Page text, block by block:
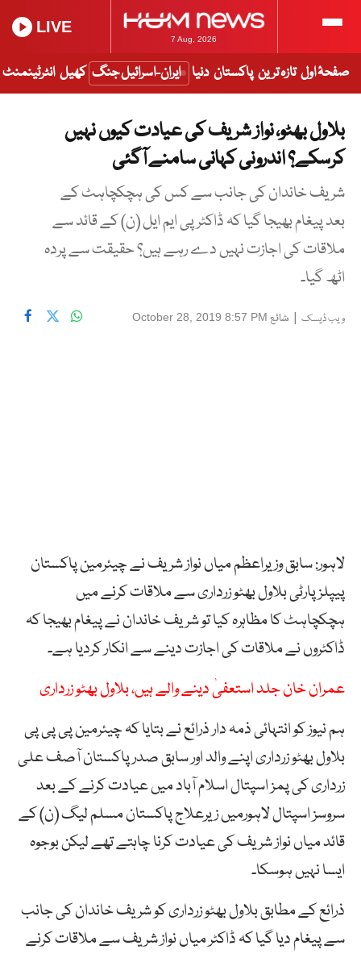
7 Aug, 2026
LIVE
صفحۂ اول تازہ ترین پاکستان دنیا ایران-اسرائیل جنگ کھیل انٹرٹینمنٹ
بلاول بھٹو، نواز شریف کی عیادت کیوں نہیں
کرسکے؟ اندرونی کہانی سامنے آگئی
شریف خاندان کی جانب سے کس کی ہچکچاہٹ کے
بعد پیغام بھیجا گیا کہ ڈاکٹر پی ایم ایل (ن) کے قائد سے
ملاقات کی اجازت نہیں دے رہے ہیں؟ حقیقت سے پردہ
اٹھ گیا۔
ویب ڈیسک | شائع October 28, 2019 8:57 PM
لاہور: سابق وزیراعظم میاں نواز شریف نے چیئرمین پاکستان
پیپلزپارٹی بلاول بھٹو زرداری سے ملاقات کرنے میں
ہچکچاہٹ کا مظاہرہ کیا تو شریف خاندان نے پیغام بھیجا کہ
ڈاکٹروں نے ملاقات کی اجازت دینے سے انکار کردیا ہے۔
عمران خان جلد استعفیٰ دینے والے ہیں، بلاول بھٹو زرداری
ہم نیوز کو انتہائی ذمہ دار ذرائع نے بتایا کہ چیئرمین پی پی پی
بلاول بھٹو زرداری اپنے والد اور سابق صدر پاکستان آصف علی
زرداری کی پمز اسپتال اسلام آباد میں عیادت کرنے کے بعد
سروسز اسپتال لاہورمیں زیرعلاج پاکستان مسلم لیگ (ن) کے
قائد میاں نواز شریف کی عیادت کرنا چاہتے تھے لیکن بوجوہ
ایسا نہیں ہوسکا۔
ذرائع کے مطابق بلاول بھٹو زرداری کو شریف خاندان کی جانب
سے پیغام دیا گیا کہ ڈاکٹر میاں نواز شریف سے ملاقات کرنے